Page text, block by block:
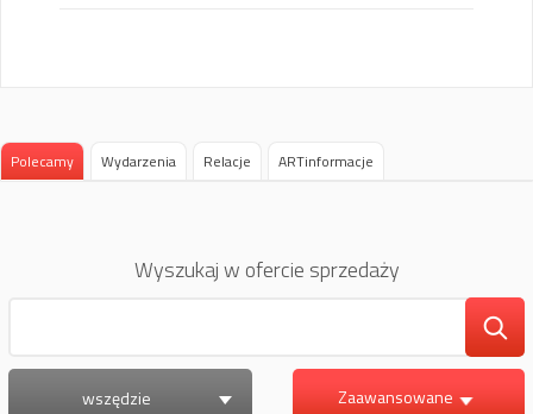
Polecamy Wydarzenia Relacje ARTinformacje
Wyszukaj w ofercie sprzedaży
wszędzie Zaawansowane